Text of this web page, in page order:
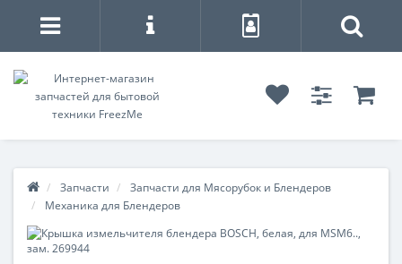
Запчасти
Запчасти для Мясорубок и Блендеров
Механика для Блендеров